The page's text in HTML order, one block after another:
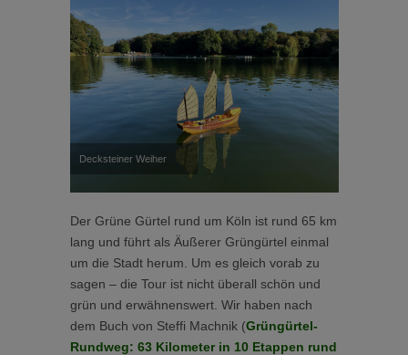
Decksteiner Weiher
Der Grüne Gürtel rund um Köln ist rund 65 km
lang und führt als Äußerer Grüngürtel einmal
um die Stadt herum. Um es gleich vorab zu
sagen – die Tour ist nicht überall schön und
grün und erwähnenswert. Wir haben nach
dem Buch von Steffi Machnik (Grüngürtel-
Rundweg: 63 Kilometer in 10 Etappen rund